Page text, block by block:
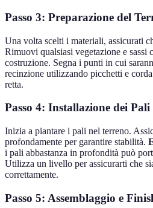
Passo 3: Preparazione del
Una volta scelti i materiali, assicurati
Rimuovi qualsiasi vegetazione e sassi
costruzione. Segna i punti in cui
recinzione utilizzando picchetti e
retta.
Passo 4: Installazione dei Pali
Inizia a piantare i pali nel terreno.
profondamente per garantire stabilità.
i pali abbastanza in profondità può
Utilizza un livello per assicurarti che
correttamente.
Passo 5: Assemblaggio e